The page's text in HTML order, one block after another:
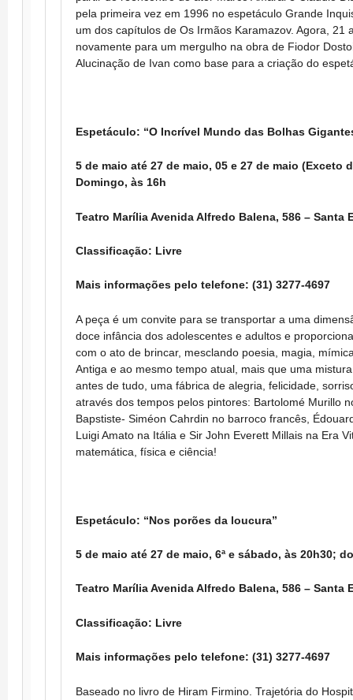
pela primeira vez em 1996 no espetáculo Grande
um dos capítulos de Os Irmãos Karamazov. Agora, 21
novamente para um mergulho na obra de Fiodor
Alucinação de Ivan como base para a criação do
Espetáculo: “O Incrível Mundo das Bolhas
5 de maio até 27 de maio, 05 e 27 de maio (Exceto
Domingo, às 16h
Teatro Marília Avenida Alfredo Balena, 586 – Santa
Classificação: Livre
Mais informações pelo telefone: (31) 3277-4697
A peça é um convite para se transportar a uma
doce infância dos adolescentes e adultos e
com o ato de brincar, mesclando poesia, magia,
Antiga e ao mesmo tempo atual, mais que uma
antes de tudo, uma fábrica de alegria, felicidade,
através dos tempos pelos pintores: Bartolomé Murillo
Bapstiste- Siméon Cahrdin no barroco francês,
Luigi Amato na Itália e Sir John Everett Millais na Era
matemática, física e ciência!
Espetáculo: “Nos porões da loucura”
5 de maio até 27 de maio, 6ª e sábado, às 20h30;
Teatro Marília Avenida Alfredo Balena, 586 – Santa
Classificação: Livre
Mais informações pelo telefone: (31) 3277-4697
Baseado no livro de Hiram Firmino. Trajetória do